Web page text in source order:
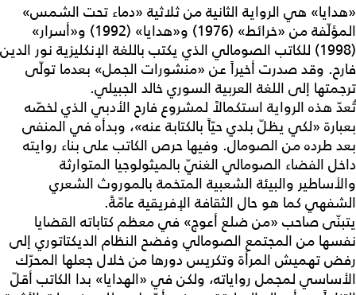
«هدايا» هي الرواية الثانية من ثلاثية «دماء تحت الشمس»
المؤلّفة من «خرائط» (1976) و«هدايا» (1992) و«أسرار»
(1998) للكاتب الصومالي الذي يكتب باللغة الإنكليزية نور الدين
فارح. وقد صدرت أخيراً عن «منشورات الجمل» بعدما تولّى
ترجمتها إلى اللغة العربية السوري خالد الجبيلي.
تُعدّ هذه الرواية استكمالاً لمشروع فارح الأدبي الذي لخصّه
بعبارة «لكي يظلّ بلدي حيّاً بالكتابة عنه»، وبدأه في المنفى
بعد طرده من الصومال. وفيها حرص الكاتب على بناء روايته
داخل الفضاء الصومالي الغنيّ بالميثولوجيا المتوارثة
والأساطير والبيئة الشعبية المتخمة بالموروث الشعري
الشفهي كما هو حال الثقافة الإفريقية عامّةً.
يتبنّى صاحب «من ضلع أعوج» في معظم كتاباته القضايا
نفسها من المجتمع الصومالي وفضح النظام الديكتاتوري إلى
رفض تهميش المرأة وتكريس دورها من خلال جعلها المحرّك
الأساسي لمجمل رواياته، ولكن في «الهدايا» بدا الكاتب أقلّ